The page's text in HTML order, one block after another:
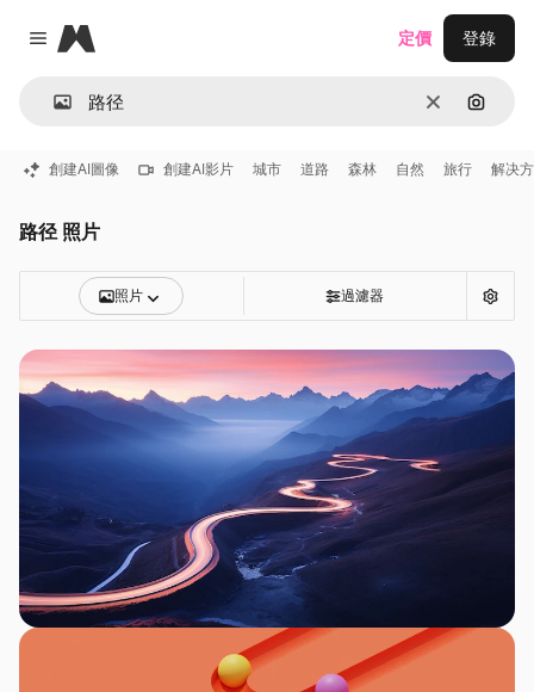
Close menu
Magnific
清除 通過圖
定價 登錄
創建AI圖像 創建AI影片 城市 道路 森林 自然 旅行 解决
路径 照片
照片 過濾器